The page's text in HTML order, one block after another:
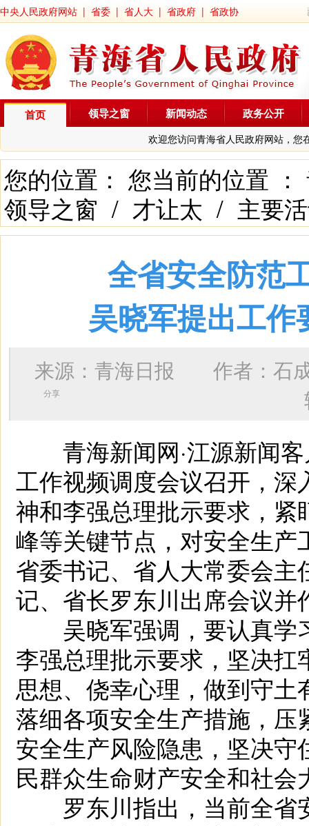
中央人民政府网站 | 省委 | 省人大 | 省政府 | 省政协
首页
欢迎您访问青海省人民政府网站，您
领导之窗 新闻动态 政务公开
您的位置： 您当前的位置 ：
领导之窗 / 才让太 / 主要
全省安全防范
吴晓军提出工
来源：青海日报 作者：石
分享
青海新闻网·江源新闻客
工作视频调度会议召开，
神和李强总理批示要求，
峰等关键节点，对安全生
省委书记、省人大常委会
记、省长罗东川出席会议并
吴晓军强调，要认真学
李强总理批示要求，坚决
思想、侥幸心理，做到守
落细各项安全生产措施，
安全生产风险隐患，坚决
民群众生命财产安全和社会
罗东川指出，当前全省